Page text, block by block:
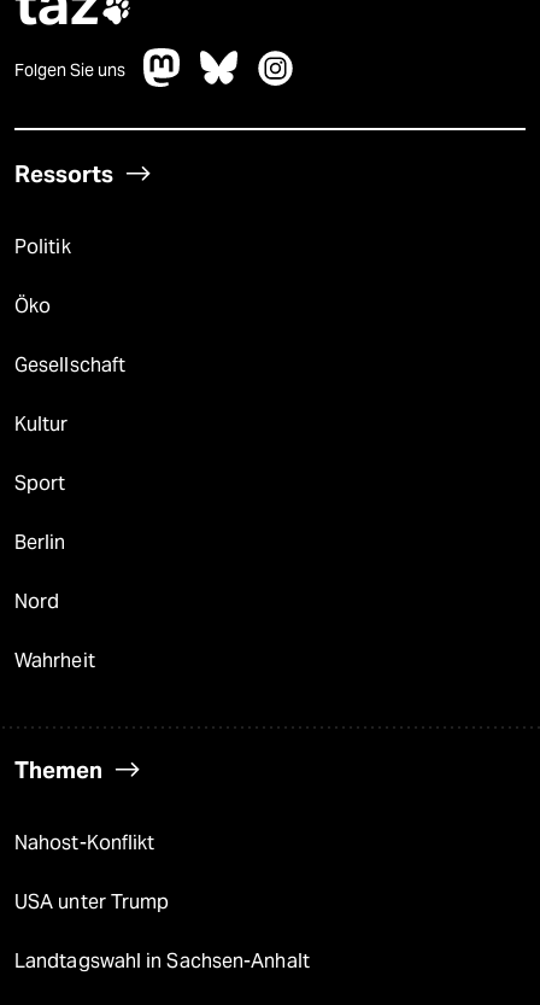

Folgen Sie uns
Ressorts
Politik
Öko
Gesellschaft
Kultur
Sport
Berlin
Nord
Wahrheit
Themen
Nahost-Konflikt
USA unter Trump
Landtagswahl in Sachsen-Anhalt